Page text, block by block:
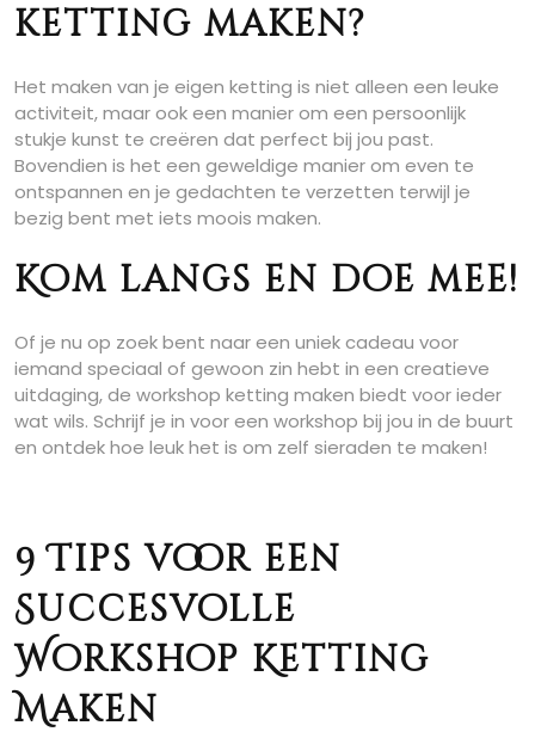
ketting maken?
Het maken van je eigen ketting is niet alleen een leuke
activiteit, maar ook een manier om een persoonlijk
stukje kunst te creëren dat perfect bij jou past.
Bovendien is het een geweldige manier om even te
ontspannen en je gedachten te verzetten terwijl je
bezig bent met iets moois maken.
Kom langs en doe mee!
Of je nu op zoek bent naar een uniek cadeau voor
iemand speciaal of gewoon zin hebt in een creatieve
uitdaging, de workshop ketting maken biedt voor ieder
wat wils. Schrijf je in voor een workshop bij jou in de buurt
en ontdek hoe leuk het is om zelf sieraden te maken!
9 Tips voor een
Succesvolle
Workshop Ketting
Maken